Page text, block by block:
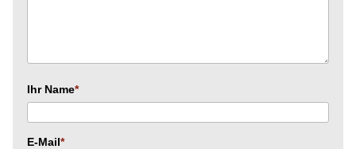
Ihr Name
E-Mail